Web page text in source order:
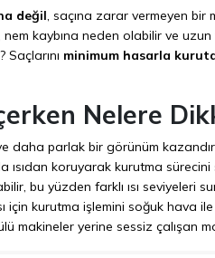
değil , saçına zarar vermeyen
nem kaybına neden olabilir ve
Saçlarını minimum hasarla
Nelere
daha parlak bir görünüm
ısıdan koruyarak kurutma sürecini
bu yüzden farklı ısı seviyeleri
için kurutma işlemini soğuk hava
makineler yerine sessiz çalışan